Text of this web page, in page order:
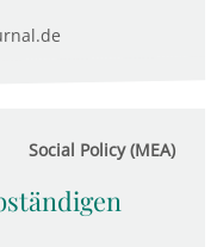
Social Policy (MEA)